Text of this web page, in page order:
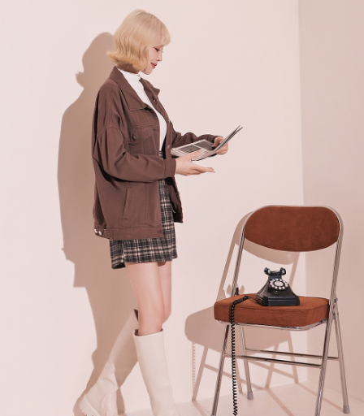
2. Pilihan kaedah pembayaran "Pembayaran Ansuran Gogo", selepas
pesanan ditubuhkan, akan secara automatik dialihkan ke proses
transaksi Gogo, selepas pengesahan nombor telefon, pilih bilangan
ansuran yang diingini, tarikh akhir pembayaran, dan setelah
mengesahkan pembayaran, transaksi akan selesai.
3. Jumlah kelulusan sebenar, bilangan ansuran dan jumlah bayaran
adalah berdasarkan halaman pengesahan transaksi seterusnya.
4. Dalam masa 30 minit selepas pesanan ditubuhkan, jika tidak pergi
untuk mengesahkan transaksi atau jika tidak lulus semakan, pesanan
akan dibatalkan secara automatik. Jika terdapat situasi "pindah untuk
semakan khusus" yang tidak lulus, ini menunjukkan bahawa sistem
penilaian tidak mencukupi, tiada penjelasan mengenai kandungan
penilaian boleh diberikan.
【Penerangan Kaedah Pembayaran】
1. Pembayaran ansuran tidak digabungkan dalam bil telekomunikasi,
"Pembayaran Ansuran Gogo" akan menghantar SMS peringatan
pembayaran selepas tarikh penyelesaian bulanan.
2. Melalui pautan SMS untuk membuka bil, anda boleh memilih untuk
membayar melalui "Kod bar kedai serbaneka / Kedai rasmi Taiwan
Mobile / Pemindahan bank / Pembayaran J街口 / iPASS MONEY" dan
【Nota Penting】
1. Perkhidmatan ini disediakan oleh "Taiwan Mobile Co., Ltd." untuk
membolehkan pengguna membeli produk atau perkhidmatan melalui
perkhidmatan ini semasa transaksi, dan kedai akan menyerahkan hak
tuntutan harga jual/beli ansuran kepada syarikat ini untuk membayar bil
peribadi yang disenaraikan seperti di atas akan dikumpul dan digunakan
oleh AFTEE, sila jangan gunakan perkhidmatan ini.